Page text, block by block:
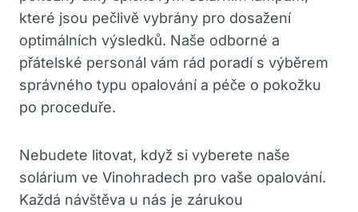
které​ jsou pečlivě vybrány pro dosažení‍
optimálních⁤ výsledků. ​Naše ‌odborné ​a
⁤přátelské ⁢personál ‍vám​ rád poradí s ⁢výběrem
správného‍ typu ⁢opalování ​a péče o ‌pokožku
po proceduře.
Nebudete litovat, když ⁣si vyberete naše
solárium‌ ve Vinohradech pro ‌vaše opalování.
Každá⁢ návštěva u nás ⁣je zárukou